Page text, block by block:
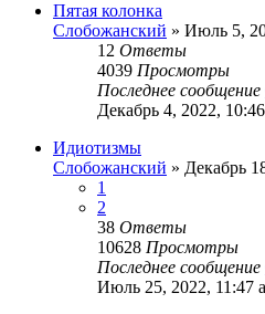
Пятая колонка
Слобожанский » Июль 5,
12 Ответы
4039 Просмотры
Последнее сообщение
Декабрь 4, 2022,
Идиотизмы
Слобожанский » Декабрь
1
2
38 Ответы
10628 Просмотры
Последнее сообщение
Июль 25, 2022, 11:47